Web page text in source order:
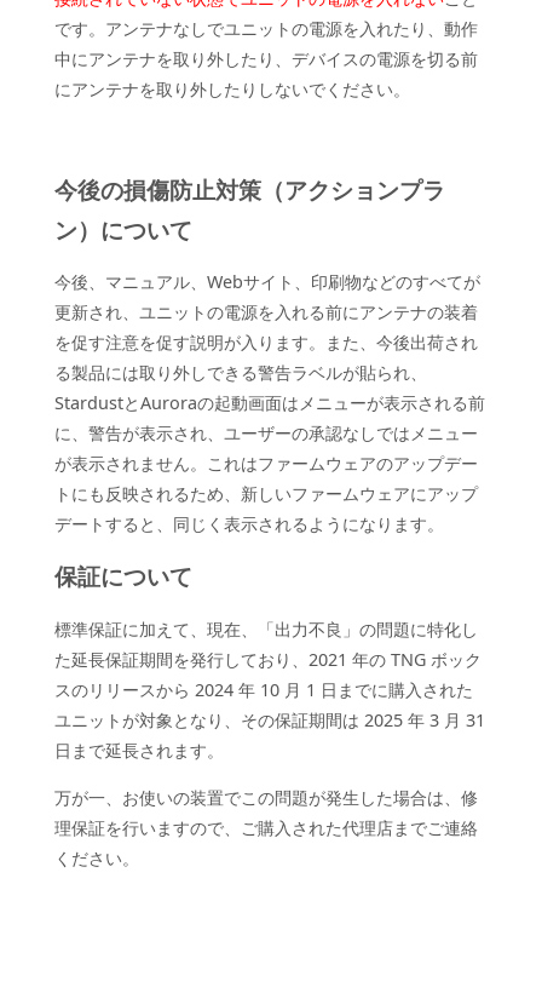
です。アンテナなしでユニットの電源を入れたり、動作
中にアンテナを取り外したり、デバイスの電源を切る前
にアンテナを取り外したりしないでください。
今後の損傷防止対策（アクションプラ
ン）について
今後、マニュアル、Webサイト、印刷物などのすべてが
更新され、ユニットの電源を入れる前にアンテナの装着
を促す注意を促す説明が入ります。また、今後出荷され
る製品には取り外しできる警告ラベルが貼られ、
StardustとAuroraの起動画面はメニューが表示される前
に、警告が表示され、ユーザーの承認なしではメニュー
が表示されません。これはファームウェアのアップデー
トにも反映されるため、新しいファームウェアにアップ
デートすると、同じく表示されるようになります。
保証について
標準保証に加えて、現在、「出力不良」の問題に特化し
た延長保証期間を発行しており、2021 年の TNG ボック
スのリリースから 2024 年 10 月 1 日までに購入された
ユニットが対象となり、その保証期間は 2025 年 3 月 31
日まで延長されます。
万が一、お使いの装置でこの問題が発生した場合は、修
理保証を行いますので、ご購入された代理店までご連絡
ください。